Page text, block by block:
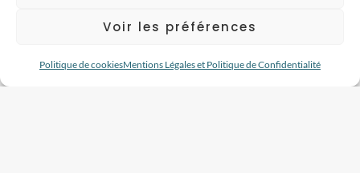
Voir les préférences
Politique de cookiesMentions Légales et Politique de Confidentialité
Suivez-moi sur instagram